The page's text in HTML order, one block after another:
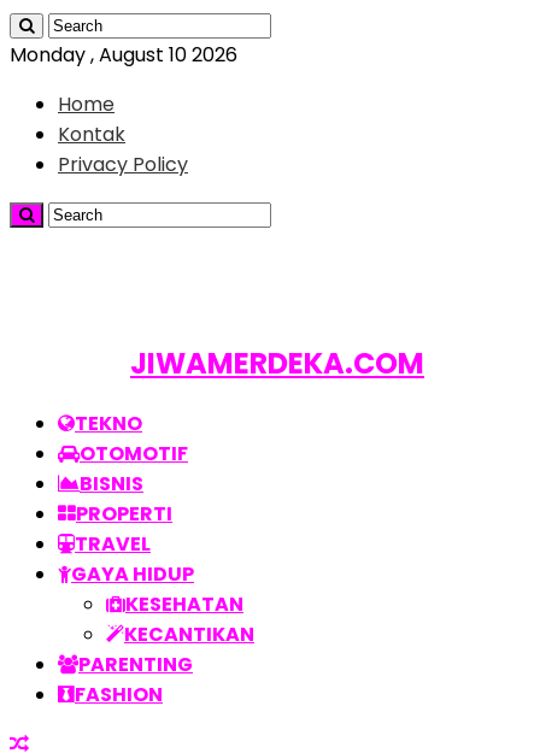
Monday , August 10 2026
Home
Kontak
Privacy Policy
JIWAMERDEKA.COM
TEKNO
OTOMOTIF
BISNIS
PROPERTI
TRAVEL
GAYA HIDUP
KESEHATAN
KECANTIKAN
PARENTING
FASHION